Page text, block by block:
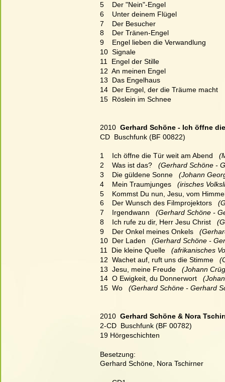
5    Der "Nein"-Engel
6    Unter deinem Flügel
7    Der Besucher
8    Der Tränen-Engel
9    Engel lieben die Verwandlung
10  Signale
11  Engel der Stille
12  An meinen Engel
13  Das Engelhaus
14  Der Engel, der die Träume macht
15  Röslein im Schnee
2010 Gerhard Schöne - Ich öffne
CD  Buschfunk (BF 00822)
1    Ich öffne die Tür weit am Abend
2    Was ist das?
(Gerhard Schöne -
3    Die güldene Sonne
(Johann
4    Mein Traumjunges
(irisches
5    Kommst Du nun, Jesu, vom
6    Der Wunsch des Filmprojektors
7    Irgendwann
(Gerhard Schöne -
8    Ich rufe zu dir, Herr Jesu Christ
9    Der Onkel meines Onkels
10  Der Laden
(Gerhard Schöne -
11  Die kleine Quelle
(afrikanisches
12  Wachet auf, ruft uns die Stimme
13  Jesu, meine Freude
(Johann
14  O Ewigkeit, du Donnerwort
15  Wo
(Gerhard Schöne - Gerhard
2010 Gerhard Schöne & Nora
2-CD  Buschfunk (BF 00782)
19 Hörgeschichten
Besetzung:
Gerhard Schöne, Nora Tschirner